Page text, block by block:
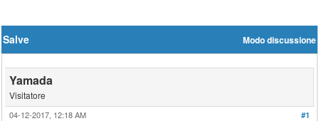
Modo discussione
Salve
Yamada
Visitatore
#1
04-12-2017, 12:18 AM